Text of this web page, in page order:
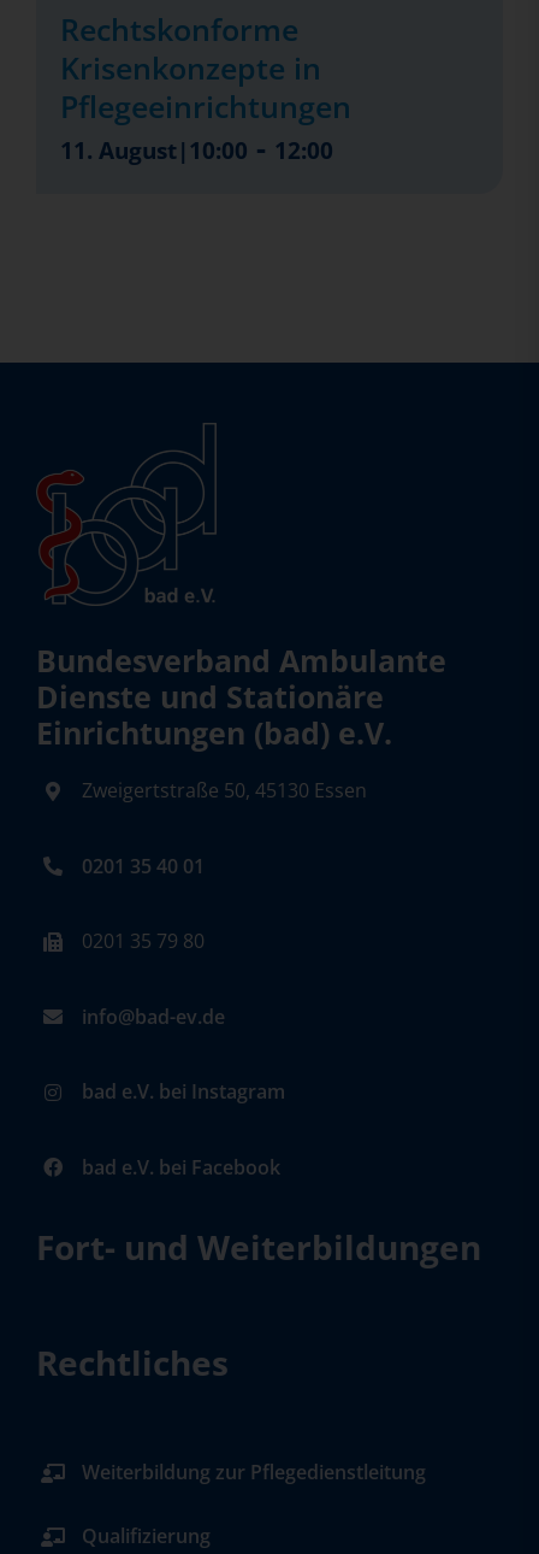
Rechtskonforme
Krisenkonzepte in
Pflegeeinrichtungen
11. August|10:00 - 12:00
Bundesverband Ambulante
Dienste und Stationäre
Einrichtungen (bad) e.V.
Zweigertstraße 50, 45130 Essen
0201 35 40 01
0201 35 79 80
info@bad-ev.de
bad e.V. bei Instagram
bad e.V. bei Facebook
Fort- und Weiterbildungen
Rechtliches
Weiterbildung zur Pflegedienstleitung
Qualifizierung